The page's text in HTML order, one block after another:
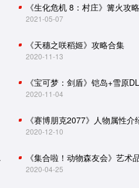
《生化危机 8：村庄》篝火攻
2021-05-07
《天穗之咲稻姬》攻略合集
2020-11-13
《宝可梦：剑盾》铠岛+雪原
2020-11-04
《赛博朋克2077》人物属性介
2020-12-10
巧） 《集合啦！动物森友会》艺术
2020-04-25